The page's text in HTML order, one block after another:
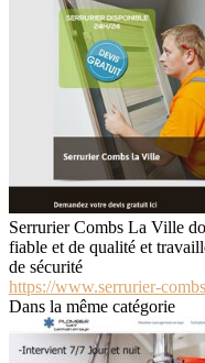
Serrurier Combs La Ville
fiable et de qualité et
de sécurité
https://www.serrurier-
Dans la même catégorie